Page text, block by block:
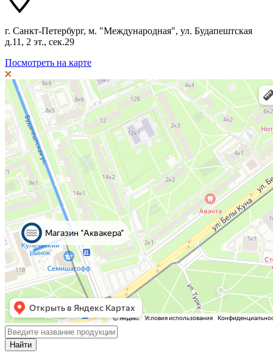
г. Санкт-Петербург, м. "Международная", ул. Будапештская
д.11, 2 эт., сек.29
Посмотреть на карте